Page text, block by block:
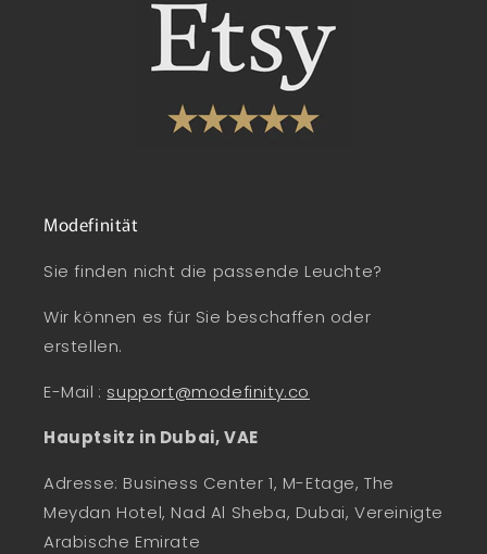
Modefinität
Sie finden nicht die passende Leuchte?
Wir können es für Sie beschaffen oder
erstellen.
E-Mail : support@modefinity.co
Hauptsitz in Dubai, VAE
Adresse: Business Center 1, M-Etage, The
Meydan Hotel, Nad Al Sheba, Dubai, Vereinigte
Arabische Emirate